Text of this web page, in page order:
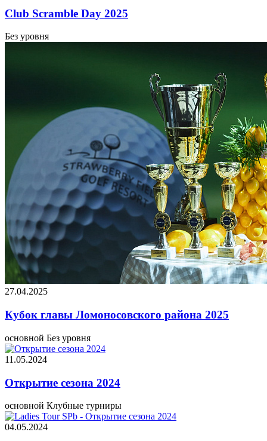
Club Scramble Day 2025
Без уровня
27.04.2025
Кубок главы Ломоносовского района 2025
основной Без уровня
11.05.2024
Открытие сезона 2024
основной Клубные турниры
04.05.2024